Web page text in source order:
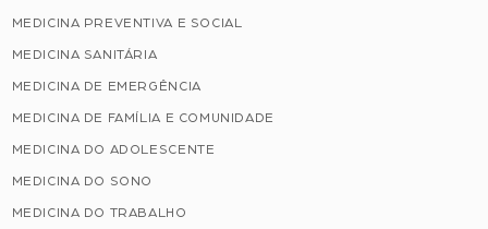
MEDICINA PREVENTIVA E SOCIAL
MEDICINA SANITÁRIA
MEDICINA DE EMERGÊNCIA
MEDICINA DE FAMÍLIA E COMUNIDADE
MEDICINA DO ADOLESCENTE
MEDICINA DO SONO
MEDICINA DO TRABALHO